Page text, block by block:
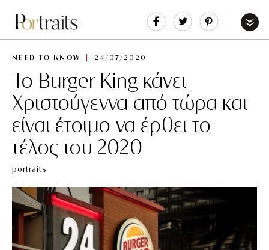
Share Tweet
NEED TO KNOW 24/07/2020
Το Burger King κάνει
Χριστούγεννα από τώρα και
είναι έτοιμο να έρθει το
τέλος του 2020
portraits